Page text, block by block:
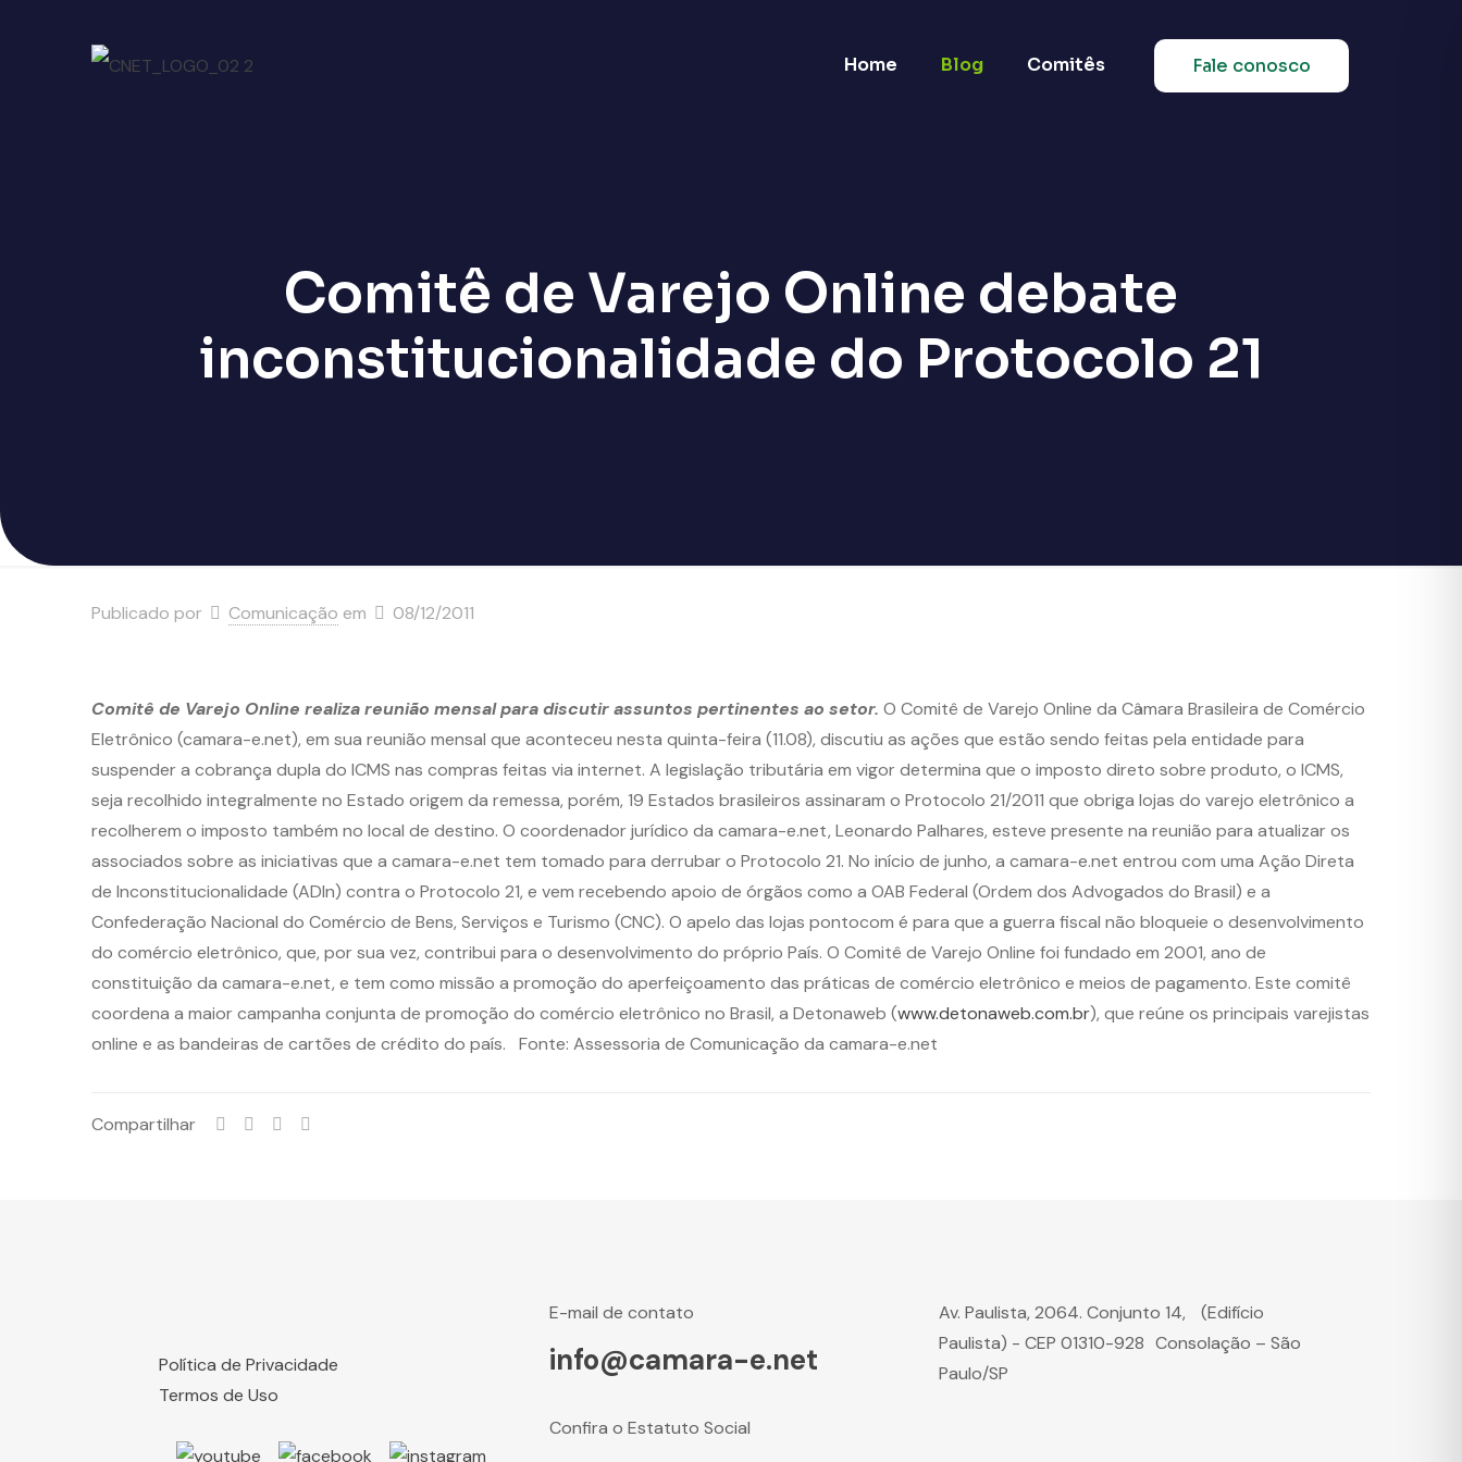
Home Blog Comitês Fale conosco
Comitê de Varejo Online debate
inconstitucionalidade do Protocolo 21
Publicado por Comunicação em 08/12/2011
Comitê de Varejo Online realiza reunião mensal para discutir assuntos pertinentes ao setor. O Comitê de Varejo Online da Câmara Brasileira de Comércio
Eletrônico (camara-e.net), em sua reunião mensal que aconteceu nesta quinta-feira (11.08), discutiu as ações que estão sendo feitas pela entidade para
suspender a cobrança dupla do ICMS nas compras feitas via internet. A legislação tributária em vigor determina que o imposto direto sobre produto, o ICMS,
seja recolhido integralmente no Estado origem da remessa, porém, 19 Estados brasileiros assinaram o Protocolo 21/2011 que obriga lojas do varejo eletrônico a
recolherem o imposto também no local de destino. O coordenador jurídico da camara-e.net, Leonardo Palhares, esteve presente na reunião para atualizar os
associados sobre as iniciativas que a camara-e.net tem tomado para derrubar o Protocolo 21. No início de junho, a camara-e.net entrou com uma Ação Direta
de Inconstitucionalidade (ADIn) contra o Protocolo 21, e vem recebendo apoio de órgãos como a OAB Federal (Ordem dos Advogados do Brasil) e a
Confederação Nacional do Comércio de Bens, Serviços e Turismo (CNC). O apelo das lojas pontocom é para que a guerra fiscal não bloqueie o desenvolvimento
do comércio eletrônico, que, por sua vez, contribui para o desenvolvimento do próprio País. O Comitê de Varejo Online foi fundado em 2001, ano de
constituição da camara-e.net, e tem como missão a promoção do aperfeiçoamento das práticas de comércio eletrônico e meios de pagamento. Este comitê
coordena a maior campanha conjunta de promoção do comércio eletrônico no Brasil, a Detonaweb (www.detonaweb.com.br), que reúne os principais varejistas
online e as bandeiras de cartões de crédito do país. Fonte: Assessoria de Comunicação da camara-e.net
Compartilhar
Política de Privacidade
Termos de Uso
E-mail de contato
info@camara-e.net
Confira o Estatuto Social
Av. Paulista, 2064. Conjunto 14, (Edifício
Paulista) - CEP 01310-928 Consolação – São
Paulo/SP